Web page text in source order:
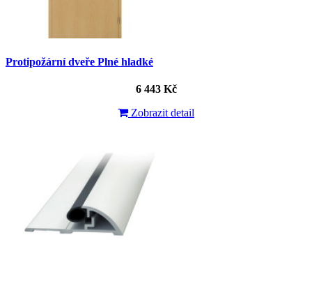
Protipožární dveře Plné hladké
6 443 Kč
Zobrazit detail